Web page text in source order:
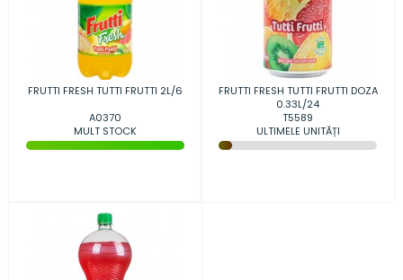
FRUTTI FRESH TUTTI FRUTTI 2L/6
A0370
MULT STOCK
FRUTTI FRESH TUTTI FRUTTI DOZA
0.33L/24
T5589
ULTIMELE UNITĂȚI